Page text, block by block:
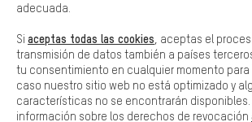
adecuada.
Si aceptas todas las cookies , aceptas el
transmisión de datos también a países
tu consentimiento en cualquier momento para
caso nuestro sitio web no está optimizado y
características no se encontrarán disponibles.
información sobre los derechos de revocación